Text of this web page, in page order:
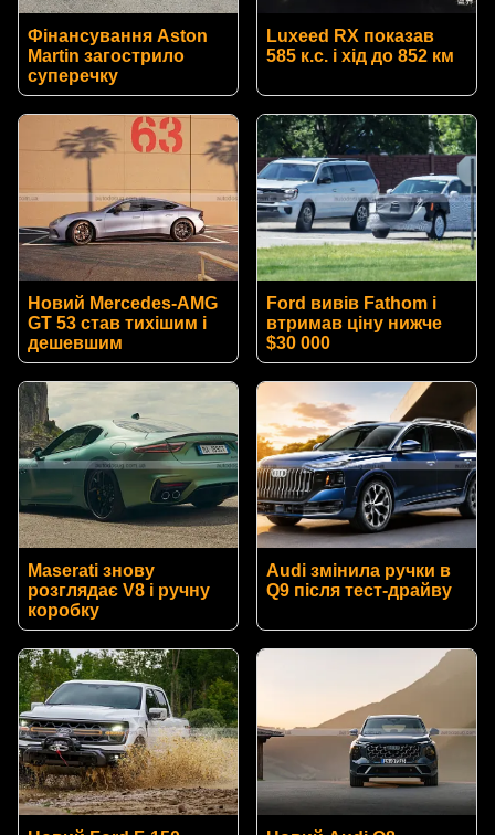
Фінансування Aston
Martin загострило
суперечку
Luxeed RX показав
585 к.с. і хід до 852 км
Новий Mercedes-AMG
GT 53 став тихішим і
дешевшим
Ford вивів Fathom і
втримав ціну нижче
$30 000
Maserati знову
розглядає V8 і ручну
коробку
Audi змінила ручки в
Q9 після тест-драйву